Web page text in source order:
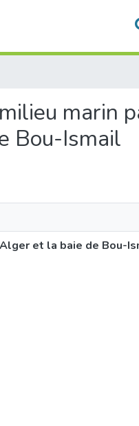
marin
Bou-Ismail
et la baie de Bou-